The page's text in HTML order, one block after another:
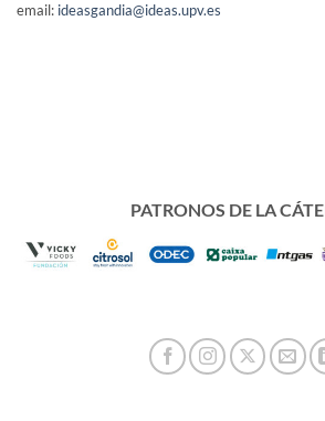
email: ideasgandia@ideas.upv.es
PATRONOS DE LA